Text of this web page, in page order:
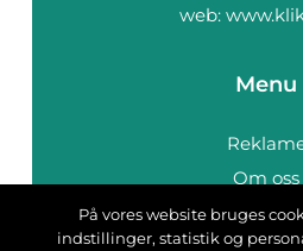
web:
Menu
Om oss
Cookies
På vores website bruges
indstillinger, statistik og